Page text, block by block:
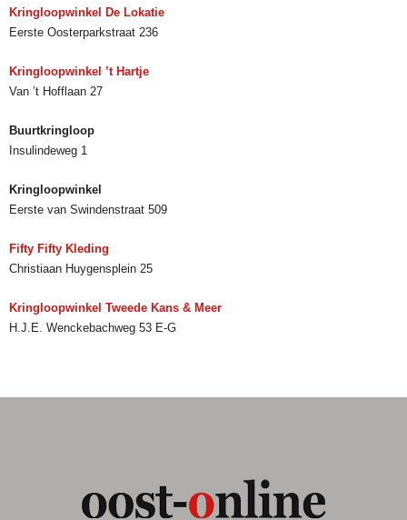
Kringloopwinkel De Lokatie
Eerste Oosterparkstraat 236
Kringloopwinkel ’t Hartje
Van ’t Hofflaan 27
Buurtkringloop
Insulindeweg 1
Kringloopwinkel
Eerste van Swindenstraat 509
Fifty Fifty Kleding
Christiaan Huygensplein 25
Kringloopwinkel Tweede Kans & Meer
H.J.E. Wenckebachweg 53 E-G